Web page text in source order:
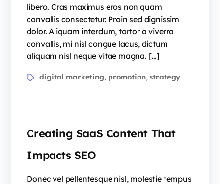
libero. Cras maximus eros non quam
convallis consectetur. Proin sed dignissim
dolor. Aliquam interdum, tortor a viverra
convallis, mi nisl congue lacus, dictum
aliquam nisl neque vitae magna. […]
digital marketing, promotion,strategy
Creating SaaS Content That
Impacts SEO
Donec vel pellentesque nisl, molestie tempus